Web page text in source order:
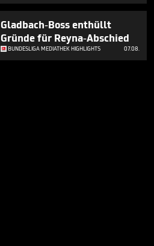
Gladbach-Boss enthüllt
Gründe für Reyna-Abschied
BUNDESLIGA MEDIATHEK HIGHLIGHTS 07.08.